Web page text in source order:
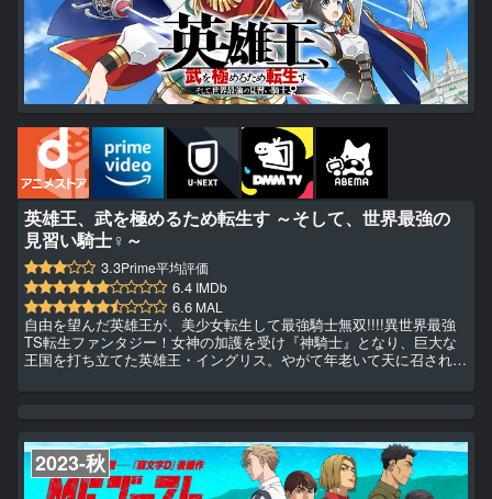
英雄王、武を極めるため転生す ～そして、世界最強の
見習い騎士♀～
3.3Prime平均評価
6.4 IMDb
6.6 MAL
自由を望んだ英雄王が、美少女転生して最強騎士無双!!!!異世界最強
TS転生ファンタジー！女神の加護を受け『神騎士』となり、巨大な
王国を打ち立てた英雄王・イングリス。やがて年老いて天に召される
た。次の人生では、自分のために生き、限界まで鍛え抜いてみたい」
か、騎士失格の烙印を押されてしまうが……。――「むしろ好都合...
2023-秋